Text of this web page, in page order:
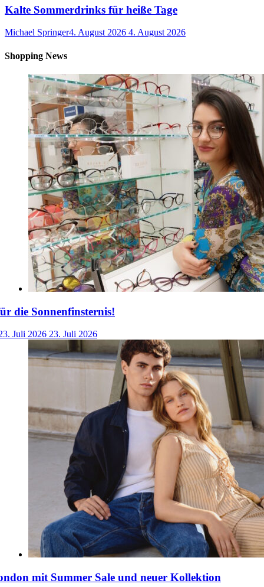
Kalte Sommerdrinks für heiße Tage
Michael Springer4. August 2026 4. August 2026
Shopping News
die Sonnenfinsternis!
Juli 2026 23. Juli 2026
mit Summer Sale und neuer Kollektion